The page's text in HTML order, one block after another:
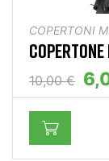
COPERTONI
10,00 €